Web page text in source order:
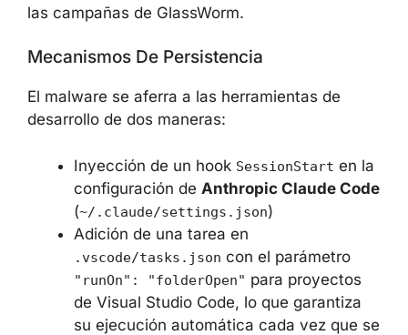
ejecuta en sistemas con configuración
anteriormente en las campañas de
Mecanismos De Persistencia
El malware se aferra a las herramientas de
desarrollo de dos maneras:
Inyección de un hookSessionStart
la configuración deAnthropic Claude
Code(~/.claude/settings.json)
Adición de una tarea en
.vscode/tasks.jsoncon el parámetro